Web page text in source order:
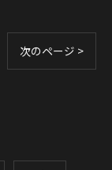
次のページ >